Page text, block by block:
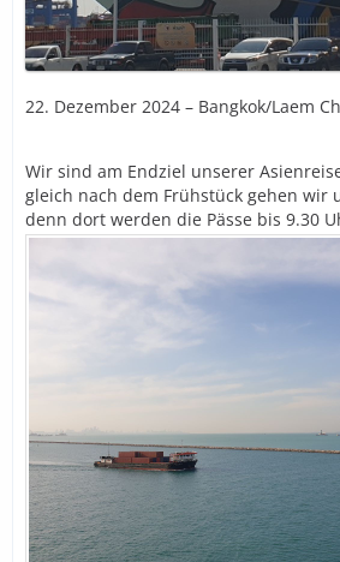
22. Dezember 2024 – Bangkok/Laem
Wir sind am Endziel unserer
gleich nach dem Frühstück gehen wir
denn dort werden die Pässe bis 9.30